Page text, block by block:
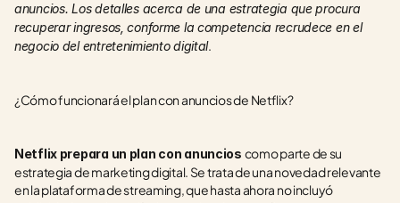
anuncios. Los detalles acerca de una estrategia que procura
recuperar ingresos, conforme la competencia recrudece en el
negocio del entretenimiento digital.
¿Cómo funcionará el plan con anuncios de Netflix?
Netflix prepara un plan con anuncios como parte de su
estrategia de marketing digital. Se trata de una novedad relevante
en la plataforma de streaming, que hasta ahora no incluyó